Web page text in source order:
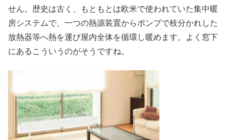
せん。歴史は古く、もともとは欧米で使われていた集中暖
房システムで、一つの熱源装置からポンプで枝分かれした
放熱器等へ熱を運び屋内全体を循環し暖めます。よく窓下
にあるこういうのがそうですね。